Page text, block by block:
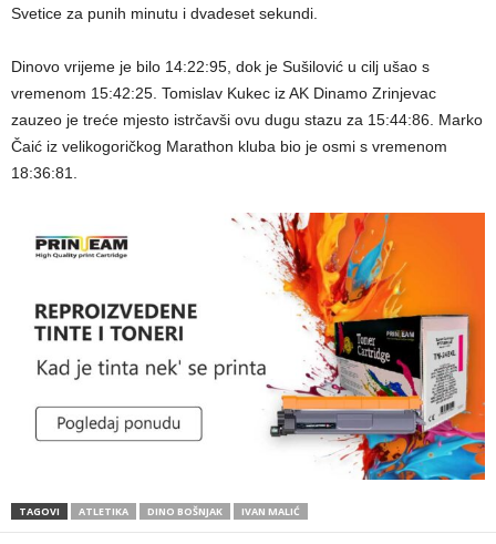
Svetice za punih minutu i dvadeset sekundi.
Dinovo vrijeme je bilo 14:22:95, dok je Sušilović u cilj ušao s
vremenom 15:42:25. Tomislav Kukec iz AK Dinamo Zrinjevac
zauzeo je treće mjesto istrčavši ovu dugu stazu za 15:44:86. Marko
Čaić iz velikogoričkog Marathon kluba bio je osmi s vremenom
18:36:81.
TAGOVI ATLETIKA DINO BOŠNJAK IVAN MALIĆ